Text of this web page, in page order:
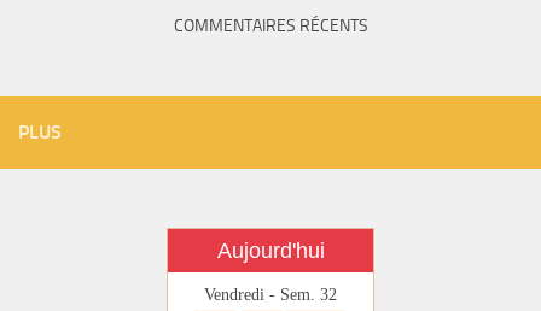
COMMENTAIRES RÉCENTS
PLUS
Aujourd'hui
Vendredi - Sem. 32